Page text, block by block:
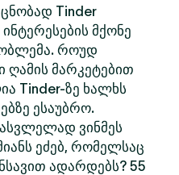
Tinder
მქონე
როუდ
მარკეტებით
Tinder-ზე ხალხს
ესაუბრო.
ვინმეს
ეძებ, რომელსაც
ადარდებს? 55